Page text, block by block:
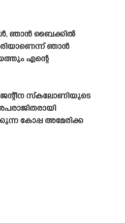
ഞാൻ ബൈക്കിൽ
ഞാൻ
എന്റെ
സ്‌കലോണിയുടെ
കോപ്പ അമേരിക്ക